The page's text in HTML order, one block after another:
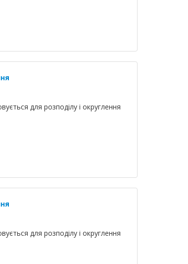
для розподілу і округлення
для розподілу і округлення